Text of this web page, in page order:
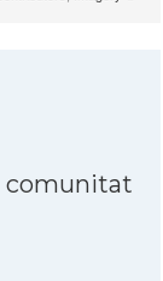
comunitat